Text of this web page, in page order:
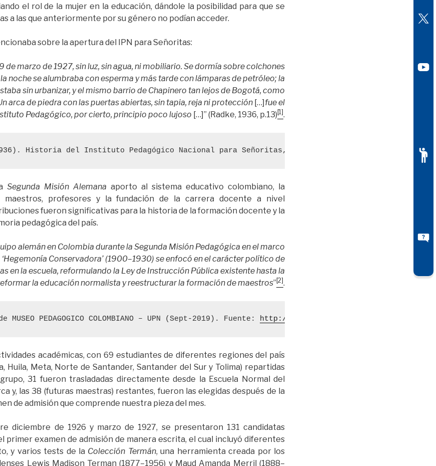
el rol de la mujer en la educación, dándole la posibilidad para que se
a las que anteriormente por su género no podían acceder.
sobre la apertura del IPN para Señoritas:
de marzo de 1927, sin luz, sin agua, ni mobiliario. Se dormía sobre colchones
noche se alumbraba con esperma y más tarde con lámparas de petróleo; la
sin urbanizar, y el mismo barrio de Chapinero tan lejos de Bogotá, como
arca de piedra con las puertas abiertas, sin tapia, reja ni protección […] fue el
Pedagógico, por cierto, principio poco lujoso […]” (Radke, 1936, p.13) [1].
Historia del Instituto Pedagógico Nacional para Señoritas, desde 1927 hasta 1935. pág. 13
Segunda Misión Alemana aporto al sistema educativo colombiano, la
maestros, profesores y la fundación de la carrera docente a nivel
fueron significativas para la historia de la formación docente y la
pedagógica del país.
alemán en Colombia durante la Segunda Misión Pedagógica en el marco
Conservadora’ (1900–1930) se enfocó en el carácter político de
en la escuela, reformulando la Ley de Instrucción Pública existente hasta la
la educación normalista y reestructurar la formación de maestros” [2].
PEDAGOGICO COLOMBIANO – UPN (Sept-2019). Fuente: http://
académicas, con 69 estudiantes de diferentes regiones del país
Huila, Meta, Norte de Santander, Santander del Sur y Tolima) repartidas
31 fueron trasladadas directamente desde la Escuela Normal del
y, las 38 (futuras maestras) restantes, fueron las elegidas después de la
de admisión que comprende nuestra pieza del mes.
diciembre de 1926 y marzo de 1927, se presentaron 131 candidatas
primer examen de admisión de manera escrita, el cual incluyó diferentes
y varios tests de la Colección Termán, una herramienta creada por los
Lewis Madison Terman (1877–1956) y Maud Amanda Merril (1888–